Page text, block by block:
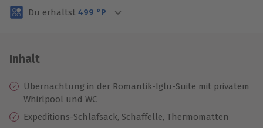
Volle Flexibilität
3 Jahre gültig & verlängerbar.
Du erhältst 499 °P
Inhalt
Übernachtung in der Romantik-Iglu-Suite mit privatem
Whirlpool und WC
Expeditions-Schlafsack, Schaffelle, Thermomatten